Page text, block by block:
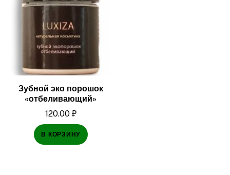
Зубной эко порошок
«отбеливающий»
120.00 ₽
В КОРЗИНУ